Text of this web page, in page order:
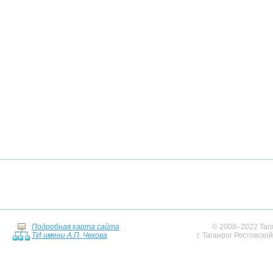
Подробная карта сайта
ТИ имени А.П. Чехова
© 2008–2022
г. Таганрог